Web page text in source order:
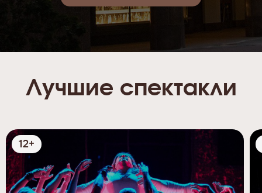
Лучшие спектакли
12+